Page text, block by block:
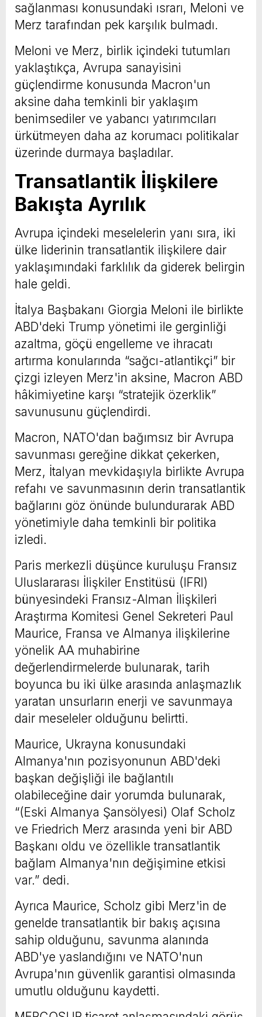
sağlanması konusundaki ısrarı, Meloni ve
Merz tarafından pek karşılık bulmadı.
Meloni ve Merz, birlik içindeki tutumları
yaklaştıkça, Avrupa sanayisini
güçlendirme konusunda Macron'un
aksine daha temkinli bir yaklaşım
benimsediler ve yabancı yatırımcıları
ürkütmeyen daha az korumacı politikalar
üzerinde durmaya başladılar.
Transatlantik İlişkilere
Bakışta Ayrılık
Avrupa içindeki meselelerin yanı sıra, iki
ülke liderinin transatlantik ilişkilere dair
yaklaşımındaki farklılık da giderek belirgin
hale geldi.
İtalya Başbakanı Giorgia Meloni ile birlikte
ABD'deki Trump yönetimi ile gerginliği
azaltma, göçü engelleme ve ihracatı
artırma konularında “sağcı-atlantikçi” bir
çizgi izleyen Merz'in aksine, Macron ABD
hâkimiyetine karşı “stratejik özerklik”
savunusunu güçlendirdi.
Macron, NATO'dan bağımsız bir Avrupa
savunması gereğine dikkat çekerken,
Merz, İtalyan mevkidaşıyla birlikte Avrupa
refahı ve savunmasının derin transatlantik
bağlarını göz önünde bulundurarak ABD
yönetimiyle daha temkinli bir politika
izledi.
Paris merkezli düşünce kuruluşu Fransız
Uluslararası İlişkiler Enstitüsü (IFRI)
bünyesindeki Fransız-Alman İlişkileri
Araştırma Komitesi Genel Sekreteri Paul
Maurice, Fransa ve Almanya ilişkilerine
yönelik AA muhabirine
değerlendirmelerde bulunarak, tarih
boyunca bu iki ülke arasında anlaşmazlık
yaratan unsurların enerji ve savunmaya
dair meseleler olduğunu belirtti.
Maurice, Ukrayna konusundaki
Almanya'nın pozisyonunun ABD'deki
başkan değişliği ile bağlantılı
olabileceğine dair yorumda bulunarak,
“(Eski Almanya Şansölyesi) Olaf Scholz
ve Friedrich Merz arasında yeni bir ABD
Başkanı oldu ve özellikle transatlantik
bağlam Almanya'nın değişimine etkisi
var.” dedi.
Ayrıca Maurice, Scholz gibi Merz'in de
genelde transatlantik bir bakış açısına
sahip olduğunu, savunma alanında
ABD'ye yaslandığını ve NATO'nun
Avrupa'nın güvenlik garantisi olmasında
umutlu olduğunu kaydetti.